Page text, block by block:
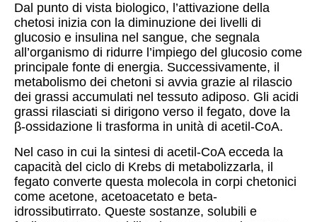
Dal punto di vista biologico, l’attivazione della
chetosi inizia con la diminuzione dei livelli di
glucosio e insulina nel sangue, che segnala
all’organismo di ridurre l’impiego del glucosio come
principale fonte di energia. Successivamente, il
metabolismo dei chetoni si avvia grazie al rilascio
dei grassi accumulati nel tessuto adiposo. Gli acidi
grassi rilasciati si dirigono verso il fegato, dove la
β-ossidazione li trasforma in unità di acetil-CoA.
Nel caso in cui la sintesi di acetil-CoA ecceda la
capacità del ciclo di Krebs di metabolizzarla, il
fegato converte questa molecola in corpi chetonici
come acetone, acetoacetato e beta-
idrossibutirrato. Queste sostanze, solubili e